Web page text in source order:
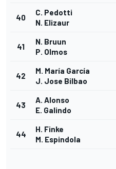
40
C. Pedotti
N. Elizaur
41
N. Bruun
P. Olmos
42
M. María García
J. Jose Bilbao
43
A. Alonso
E. Galindo
44
H. Finke
M. Espindola